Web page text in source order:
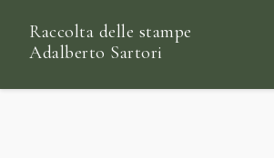
Raccolta delle stampe
Adalberto Sartori